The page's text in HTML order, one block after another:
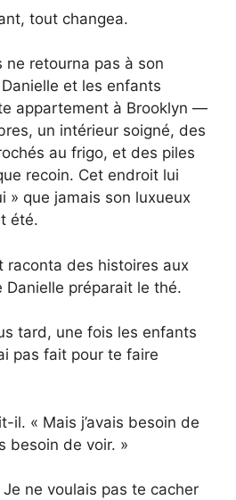
tout changea.
ne retourna pas à son
et les enfants
appartement à Brooklyn —
un intérieur soigné, des
au frigo, et des piles
recoin. Cet endroit lui
» que jamais son luxueux
été.
raconta des histoires aux
préparait le thé.
tard, une fois les enfants
pas fait pour te faire
il. « Mais j’avais besoin de
besoin de voir. »
ne voulais pas te cacher